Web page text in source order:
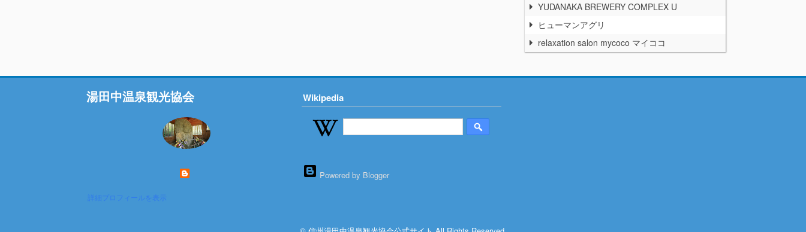
YUDANAKA BREWERY COMPLEX U
ヒューマンアグリ
relaxation salon mycoco マイココ
湯田中温泉観光協会
詳細プロフィールを表示
Wikipedia
Powered by Blogger